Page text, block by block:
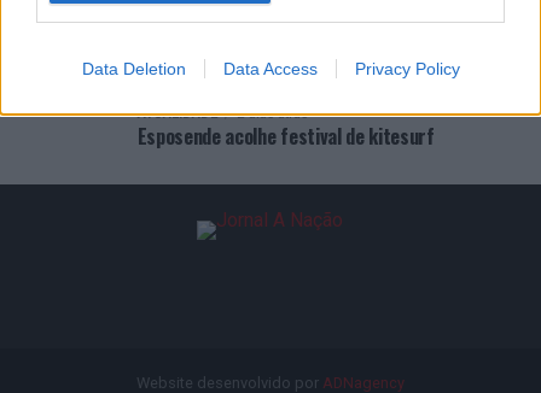
Data Deletion Data Access Privacy Policy
ATUALIDADE 12 horas atrás
Rio de Janeiro: Governo do Estado propõe
parceria com a FUNCEX para “reforçar
inteligência sobre comércio exterior”
ATUALIDADE 2 dias atrás
Esposende acolhe festival de kitesurf
Website desenvolvido por ADNagency